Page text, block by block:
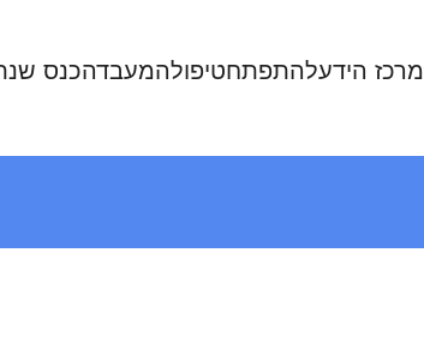
מרכז הידעלהתפתחטיפולהמעבדהכנס